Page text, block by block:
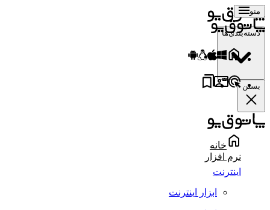
منو
دسته‌بندی‌ها
بستن
خانه
نرم افزار
اینترنت
ابزار اینترنت